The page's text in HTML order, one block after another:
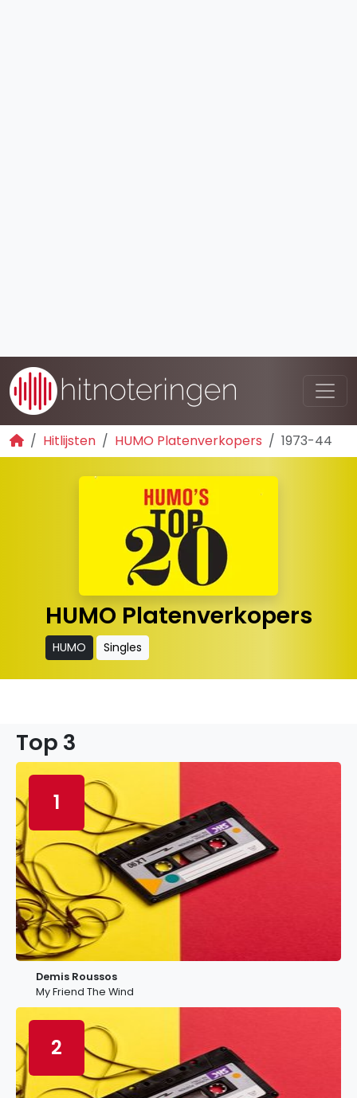
Hitlijsten HUMO Platenverkopers 1973-44
HUMO Platenverkopers
HUMO Singles
Top 3
1
Demis Roussos
My Friend The Wind
2